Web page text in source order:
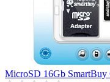
MicroSD 16Gb SmartBuy